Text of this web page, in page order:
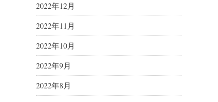
2022年12月
2022年11月
2022年10月
2022年9月
2022年8月